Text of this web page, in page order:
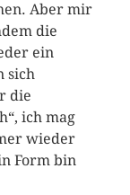
Aber mir
die
ein
sich
die
ich mag
wieder
Form bin